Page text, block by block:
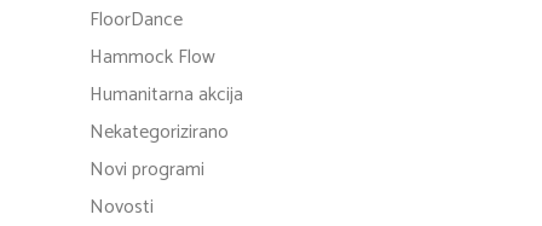
FloorDance
Hammock Flow
Humanitarna akcija
Nekategorizirano
Novi programi
Novosti